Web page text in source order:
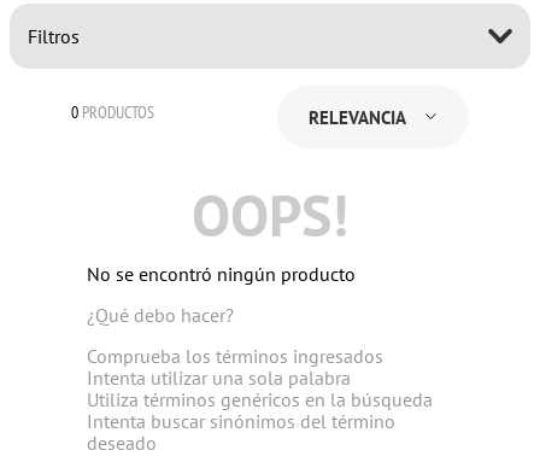
Filtros
0 PRODUCTOS RELEVANCIA
OOPS!
No se encontró ningún producto
¿Qué debo hacer?
Comprueba los términos ingresados
Intenta utilizar una sola palabra
Utiliza términos genéricos en la búsqueda
Intenta buscar sinónimos del término
deseado